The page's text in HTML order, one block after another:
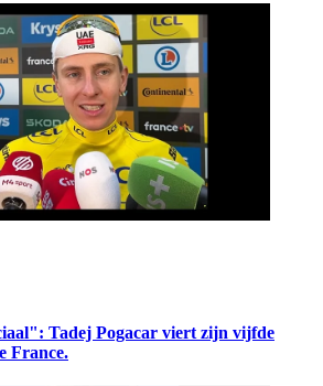
Tadej Pogacar viert zijn vijfde
France.